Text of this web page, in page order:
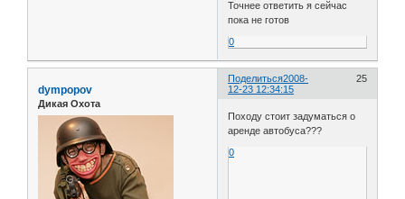
Точнее ответить я сейчас
пока не готов
0
Поделиться 25
2008-
12-23 12:34:15
dympopov
Дикая Охота
Походу стоит задуматься о
аренде автобуса???
0